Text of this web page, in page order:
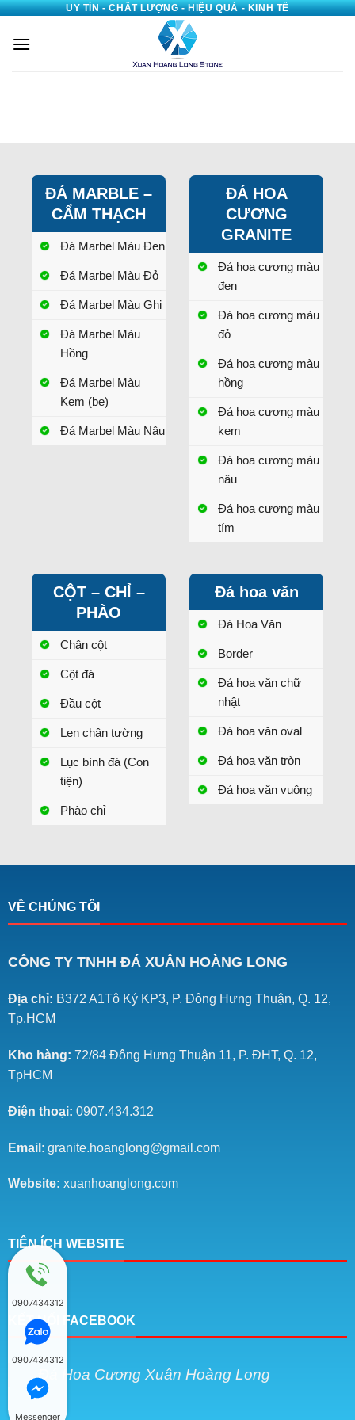
Bỏ
nội
UY TÍN - CHẤT LƯỢNG - HIỆU QUẢ - KINH TẾ
ĐÁ MARBLE –
CẨM THẠCH
Đá Marbel Màu Đen
Đá Marbel Màu Đỏ
Đá Marbel Màu Ghi
Đá Marbel Màu
Hồng
Đá Marbel Màu
Kem (be)
Đá Marbel Màu Nâu
ĐÁ HOA
CƯƠNG
GRANITE
Đá hoa cương màu
đen
Đá hoa cương màu
đỏ
Đá hoa cương màu
hồng
Đá hoa cương màu
kem
Đá hoa cương màu
nâu
Đá hoa cương màu
tím
CỘT – CHỈ –
PHÀO
Chân cột
Cột đá
Đầu cột
Len chân tường
Lục bình đá (Con
tiện)
Phào chỉ
Đá hoa văn
Đá Hoa Văn
Border
Đá hoa văn chữ
nhật
Đá hoa văn oval
Đá hoa văn tròn
Đá hoa văn vuông
VỀ CHÚNG TÔI
CÔNG TY TNHH ĐÁ XUÂN HOÀNG LONG
Địa chỉ: B372 A1Tô Ký KP3, P. Đông Hưng Thuận, Q. 12,
Tp.HCM
Kho hàng: 72/84 Đông Hưng Thuận 11, P. ĐHT, Q. 12,
TpHCM
Điện thoại: 0907.434.312
Email : granite.hoanglong@gmail.com
Website: xuanhoanglong.com
TIỆN ÍCH WEBSITE
KẾT NỐI FACEBOOK
Đá Hoa Cương Xuân Hoàng Long
0907434312
0907434312
Messenger